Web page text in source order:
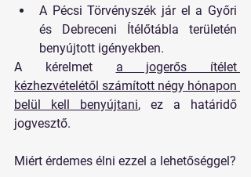
A Pécsi Törvényszék jár el a Győri
és Debreceni Ítélőtábla területén
benyújtott igényekben.
A kérelmet a jogerős ítélet
kézhezvételétől számított négy hónapon
belül kell benyújtani, ez a határidő
jogvesztő.
Miért érdemes élni ezzel a lehetőséggel?